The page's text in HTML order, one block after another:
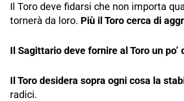
Il Toro deve fidarsi che non importa
tornerà da loro. Più il Toro cerca di
Il Sagittario deve fornire al Toro un
Il Toro desidera sopra ogni cosa la
radici.